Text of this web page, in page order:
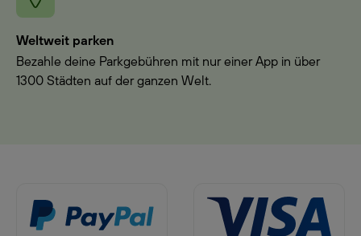
Weltweit parken
Bezahle deine Parkgebühren mit nur einer App in über
1300 Städten auf der ganzen Welt.